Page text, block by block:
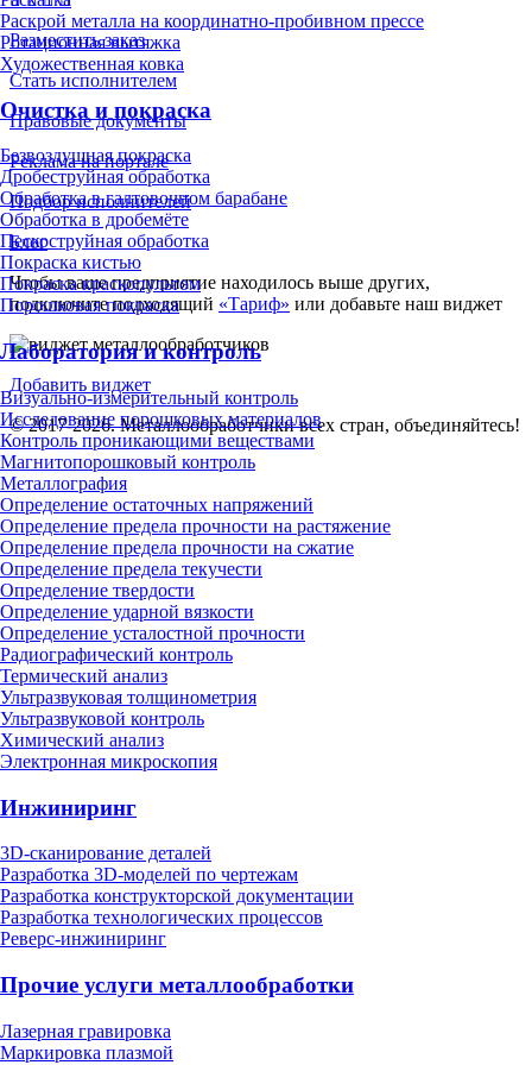
Раскрой металла на координатно-пробивном прессе
Ротационная вытяжка
Художественная ковка
Очистка и покраска
Безвоздушная покраска
Дробеструйная обработка
Обработка в галтовочном барабане
Обработка в дробемёте
Пескоструйная обработка
Покраска кистью
Покраска краскопультом
Порошковая покраска
Лаборатория и контроль
Визуально-измерительный контроль
Исследование порошковых материалов
Контроль проникающими веществами
Магнитопорошковый контроль
Металлография
Определение остаточных напряжений
Определение предела прочности на растяжение
Определение предела прочности на сжатие
Определение предела текучести
Определение твердости
Определение ударной вязкости
Определение усталостной прочности
Радиографический контроль
Термический анализ
Ультразвуковая толщинометрия
Ультразвуковой контроль
Химический анализ
Электронная микроскопия
Инжиниринг
3D-сканирование деталей
Разработка 3D-моделей по чертежам
Разработка конструкторской документации
Разработка технологических процессов
Реверс-инжиниринг
Прочие услуги металлообработки
Лазерная гравировка
Маркировка плазмой
Разместить заказ
Стать исполнителем
Правовые документы
Реклама на портале
Подбор исполнителей
Блог
Чтобы ваше предприятие находилось выше других,
подключите подходящий «Тариф» или добавьте наш виджет
Добавить виджет
© 2017-2026. Металлообработчики всех стран, объединяйтесь!